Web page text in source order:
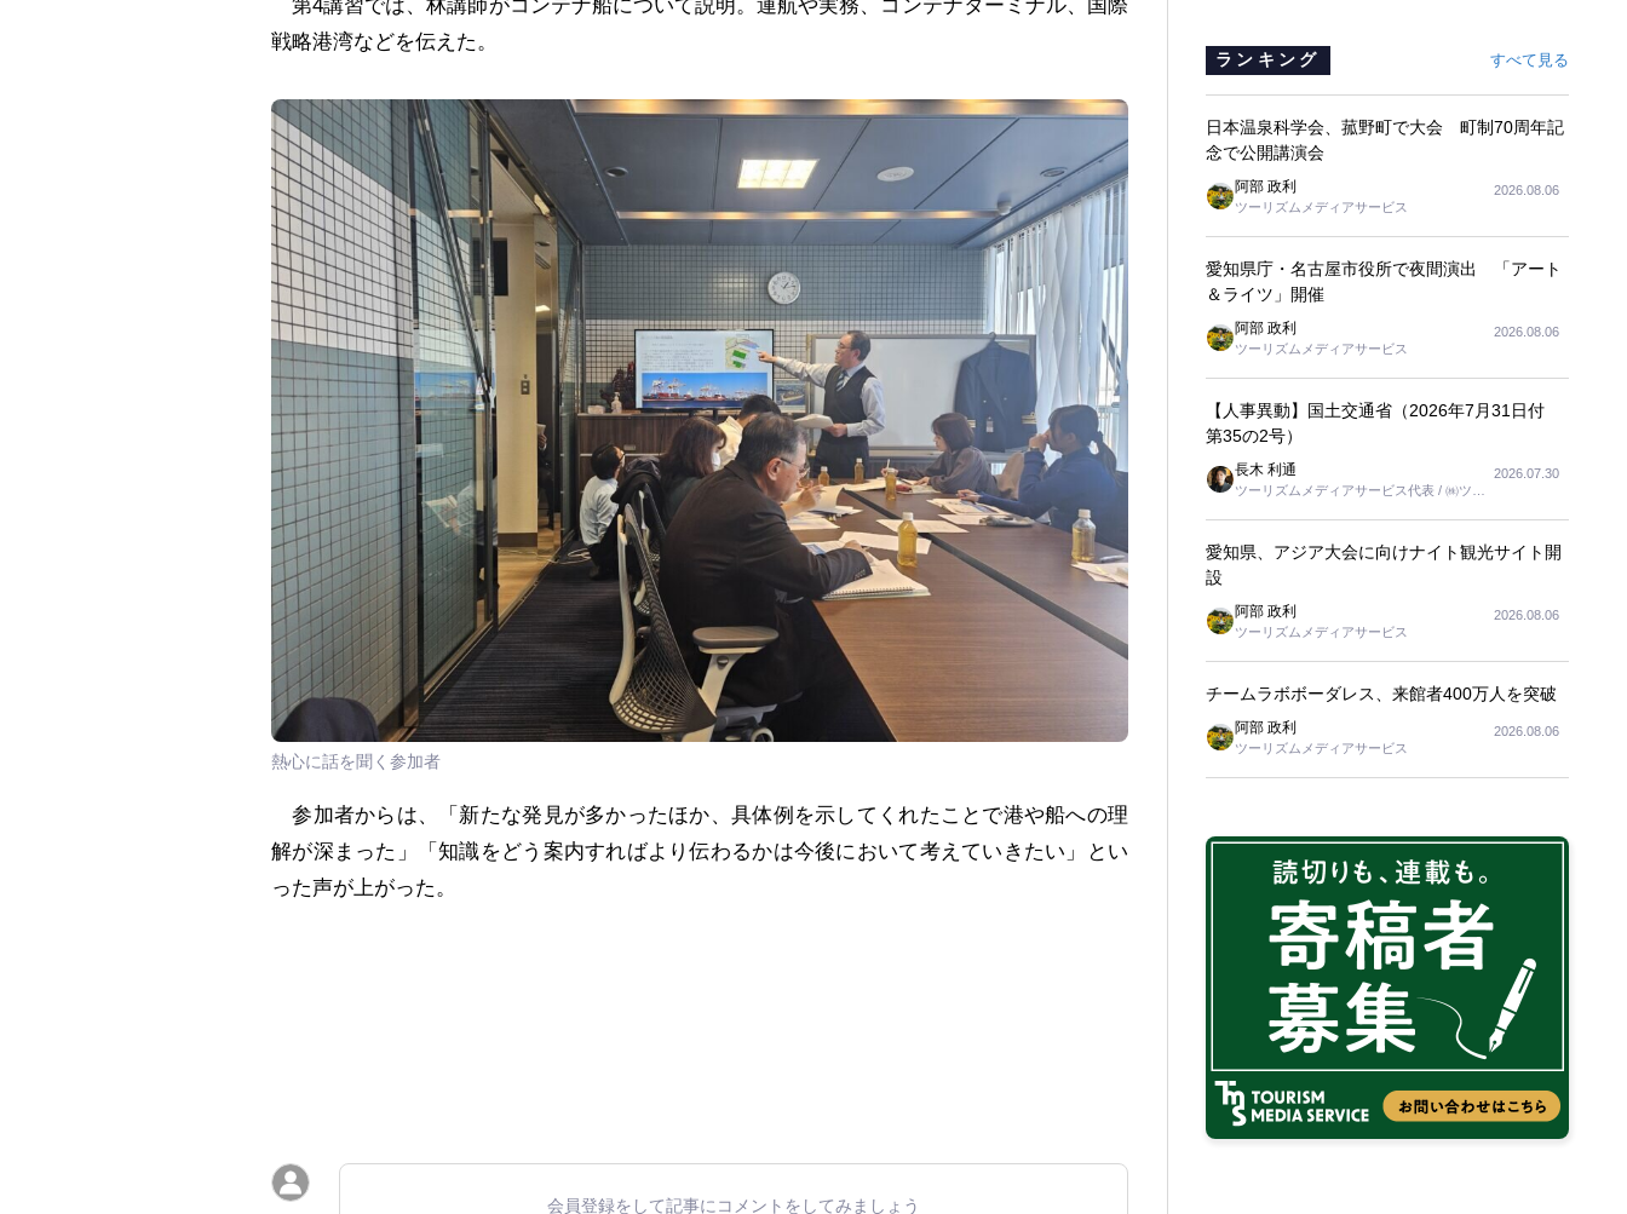
第4講習では、林講師がコンテナ船について説明。運航や実務、コンテナターミナル、国際
戦略港湾などを伝えた。
熱心に話を聞く参加者
参加者からは、「新たな発見が多かったほか、具体例を示してくれたことで港や船への理
解が深まった」「知識をどう案内すればより伝わるかは今後において考えていきたい」とい
った声が上がった。
会員登録をして記事にコメントをしてみましょう
ランキング すべて見る
日本温泉科学会、菰野町で大会 町制70周年記
念で公開講演会
阿部 政利
ツーリズムメディアサービス
2026.08.06
愛知県庁・名古屋市役所で夜間演出 「アート
＆ライツ」開催
阿部 政利
ツーリズムメディアサービス
2026.08.06
【人事異動】国土交通省（2026年7月31日付
第35の2号）
長木 利通
ツーリズムメディアサービス代表 / ㈱ツー
2026.07.30
愛知県、アジア大会に向けナイト観光サイト開
設
阿部 政利
ツーリズムメディアサービス
2026.08.06
チームラボボーダレス、来館者400万人を突破
阿部 政利
ツーリズムメディアサービス
2026.08.06